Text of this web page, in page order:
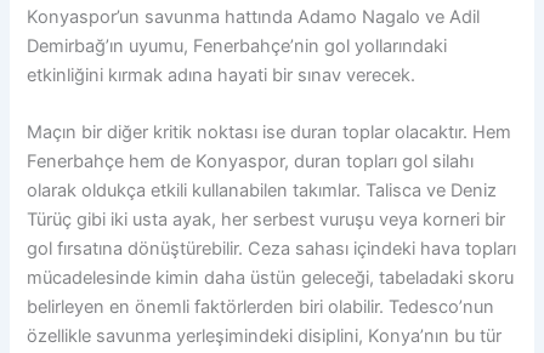
Konyaspor’un savunma hattında Adamo Nagalo ve Adil
Demirbağ’ın uyumu, Fenerbahçe’nin gol yollarındaki
etkinliğini kırmak adına hayati bir sınav verecek.
Maçın bir diğer kritik noktası ise duran toplar olacaktır. Hem
Fenerbahçe hem de Konyaspor, duran topları gol silahı
olarak oldukça etkili kullanabilen takımlar. Talisca ve Deniz
Türüç gibi iki usta ayak, her serbest vuruşu veya korneri bir
gol fırsatına dönüştürebilir. Ceza sahası içindeki hava topları
mücadelesinde kimin daha üstün geleceği, tabeladaki skoru
belirleyen en önemli faktörlerden biri olabilir. Tedesco’nun
özellikle savunma yerleşimindeki disiplini, Konya’nın bu tür